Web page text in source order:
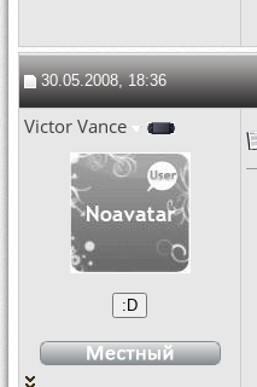
30.05.2008, 18:36
Victor Vance